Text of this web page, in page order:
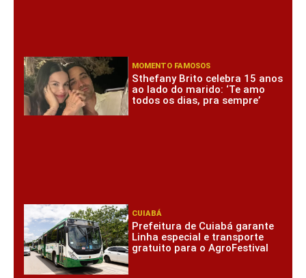
MOMENTO FAMOSOS
Sthefany Brito celebra 15 anos
ao lado do marido: ‘Te amo
todos os dias, pra sempre’
CUIABÁ
Prefeitura de Cuiabá garante
Linha especial e transporte
gratuito para o AgroFestival